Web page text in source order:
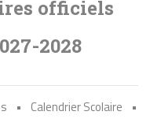
officiels
2028
• Calendrier Scolaire
•